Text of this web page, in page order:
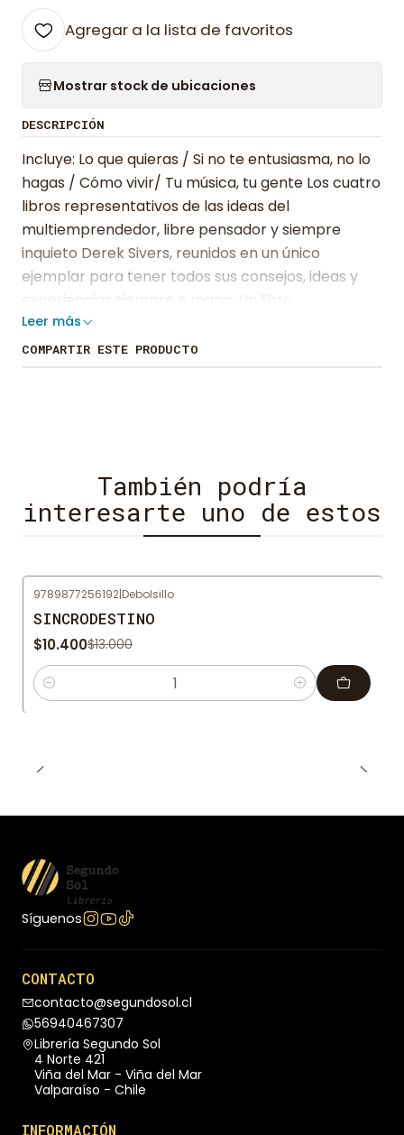
Agregar a la lista de favoritos
Mostrar stock de ubicaciones
DESCRIPCIÓN
Incluye: Lo que quieras / Si no te entusiasma, no lo
hagas / Cómo vivir/ Tu música, tu gente Los cuatro
libros representativos de las ideas del
multiemprendedor, libre pensador y siempre
inquieto Derek Sivers, reunidos en un único
ejemplar para tener todos sus consejos, ideas y
experiencias siempre a mano. Un libro
indispensable para todo emprendedor,creativo y
amante de la vida que busque nuevas
perspectivas sobre este mundo.
Leer más
COMPARTIR ESTE PRODUCTO
También podría
interesarte uno de estos
9789877256192|Debolsillo
SINCRODESTINO
$10.400$13.000
Cantidad
Síguenos
CONTACTO
contacto@segundosol.cl
56940467307
Librería Segundo Sol
4 Norte 421
Viña del Mar - Viña del Mar
Valparaíso - Chile
INFORMACIÓN